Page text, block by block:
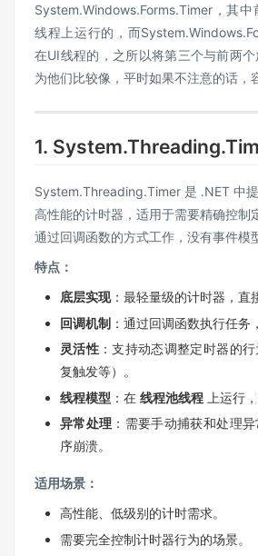
System.Windows.Forms.Timer，其
线程上运行的，而
在UI线程的，之所以将第三个与前两
为他们比较像，平时如果不注意的话，
1.
System.Threading.Timer 是 .NET 中提
高性能的计时器，适用于需要精确控制
通过回调函数的方式工作，没有事件模
特点：
底层实现：最轻量级的计时器，直
回调机制 ：通过回调函数执行任务
灵活性 ：支持动态调整定时器的
复触发等）。
线程模型 ：在 线程池线程 上运行
异常处理 ：需要手动捕获和处理
序崩溃。
适用场景：
高性能、低级别的计时需求。
需要完全控制计时器行为的场景。